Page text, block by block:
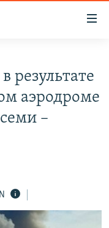
результате
аэродроме
–